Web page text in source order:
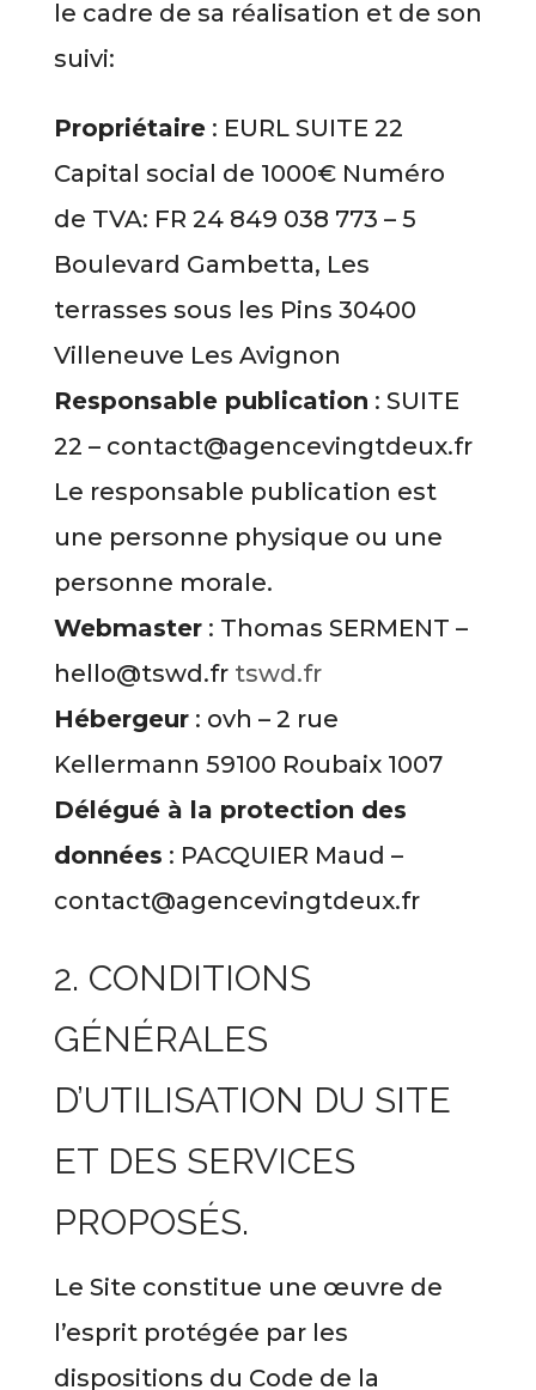
le cadre de sa réalisation et de son
suivi:
Propriétaire: EURL SUITE 22
Capital social de 1000€ Numéro
de TVA: FR 24 849 038 773 – 5
Boulevard Gambetta, Les
terrasses sous les Pins 30400
Villeneuve Les Avignon
Responsable publication : SUITE
22 – contact@agencevingtdeux.fr
Le responsable publication est
une personne physique ou une
personne morale.
Webmaster: Thomas SERMENT –
hello@tswd.fr tswd.fr
Hébergeur: ovh – 2 rue
Kellermann 59100 Roubaix 1007
Délégué à la protection des
données : PACQUIER Maud –
contact@agencevingtdeux.fr
2. CONDITIONS
GÉNÉRALES
D’UTILISATION DU SITE
ET DES SERVICES
PROPOSÉS.
Le Site constitue une œuvre de
l’esprit protégée par les
dispositions du Code de la